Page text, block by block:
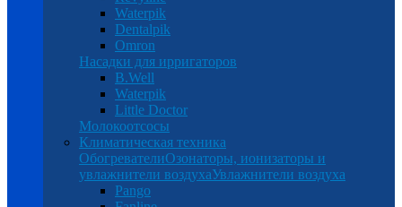
Waterpik
Dentalpik
Omron
Насадки для ирригаторов
B.Well
Waterpik
Little Doctor
Молокоотсосы
Климатическая техника
ОбогревателиОзонаторы, ионизаторы и
увлажнители воздухаУвлажнители воздуха
Pango